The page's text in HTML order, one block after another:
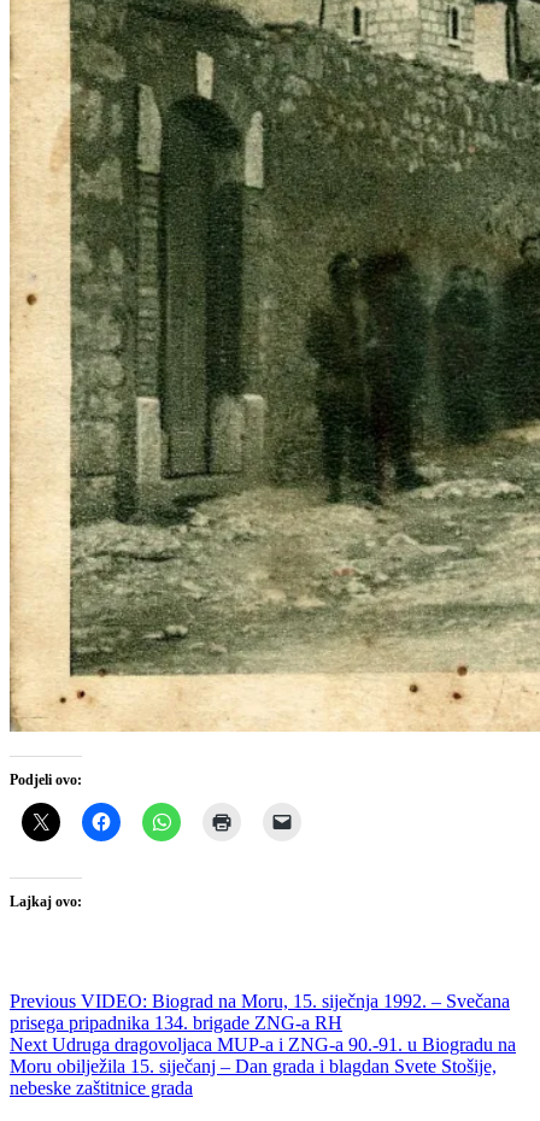
Podjeli ovo:
Lajkaj ovo:
Navigacija
objava
Previous Previous
post:
VIDEO: Biograd na Moru, 15. siječnja 1992. – Svečana
prisega pripadnika 134. brigade ZNG-a RH
Next Next
post:
Udruga dragovoljaca MUP-a i ZNG-a 90.-91. u Biogradu na
Moru obilježila 15. siječanj – Dan grada i blagdan Svete Stošije,
nebeske zaštitnice grada